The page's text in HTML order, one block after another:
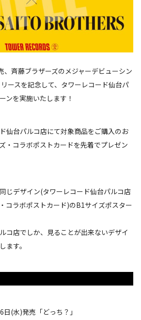
、斉藤ブラザーズのメジャーデビューシン
ースを記念して、タワーレコード仙台パ
ンを実施いたします！
仙台パルコ店にて対象商品をご購入のお
・コラボポストカードを先着でプレゼン
じデザイン(タワーレコード仙台パルコ店
コラボポストカード)のB1サイズポスター
コ店でしか、見ることが出来ないデザイ
ます。
(水)発売「どっち？」